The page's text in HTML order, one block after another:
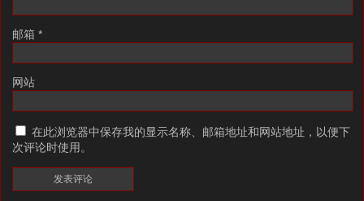
邮箱 *
网站
在此浏览器中保存我的显示名称、邮箱地址和网站地址，以便下
次评论时使用。